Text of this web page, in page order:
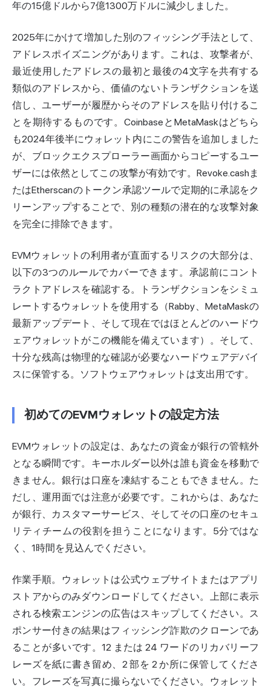
年の15億ドルから7億1300万ドルに減少しました。
2025年にかけて増加した別のフィッシング手法として、
アドレスポイズニングがあります。これは、攻撃者が、
最近使用したアドレスの最初と最後の4文字を共有する
類似のアドレスから、価値のないトランザクションを送
信し、ユーザーが履歴からそのアドレスを貼り付けるこ
とを期待するものです。CoinbaseとMetaMaskはどちら
も2024年後半にウォレット内にこの警告を追加しました
が、ブロックエクスプローラー画面からコピーするユー
ザーには依然としてこの攻撃が有効です。Revoke.cashま
たはEtherscanのトークン承認ツールで定期的に承認をク
リーンアップすることで、別の種類の潜在的な攻撃対象
を完全に排除できます。
EVMウォレットの利用者が直面するリスクの大部分は、
以下の3つのルールでカバーできます。承認前にコント
ラクトアドレスを確認する。トランザクションをシミュ
レートするウォレットを使用する（Rabby、MetaMaskの
最新アップデート、そして現在ではほとんどのハードウ
ェアウォレットがこの機能を備えています）。そして、
十分な残高は物理的な確認が必要なハードウェアデバイ
スに保管する。ソフトウェアウォレットは支出用です。
初めてのEVMウォレットの設定方法
EVMウォレットの設定は、あなたの資金が銀行の管轄外
となる瞬間です。キーホルダー以外は誰も資金を移動で
きません。銀行は口座を凍結することもできません。た
だし、運用面では注意が必要です。これからは、あなた
が銀行、カスタマーサービス、そしてその口座のセキュ
リティチームの役割を担うことになります。5分ではな
く、1時間を見込んでください。
作業手順。ウォレットは公式ウェブサイトまたはアプリ
ストアからのみダウンロードしてください。上部に表示
される検索エンジンの広告はスキップしてください。ス
ポンサー付きの結果はフィッシング詐欺のクローンであ
ることが多いです。12 または 24 ワードのリカバリーフ
レーズを紙に書き留め、2 部を 2 か所に保管してくださ
い。フレーズを写真に撮らないでください。ウォレット